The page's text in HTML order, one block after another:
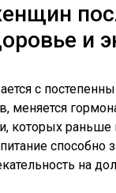
и
с
меняется
которых раньше
способно
на